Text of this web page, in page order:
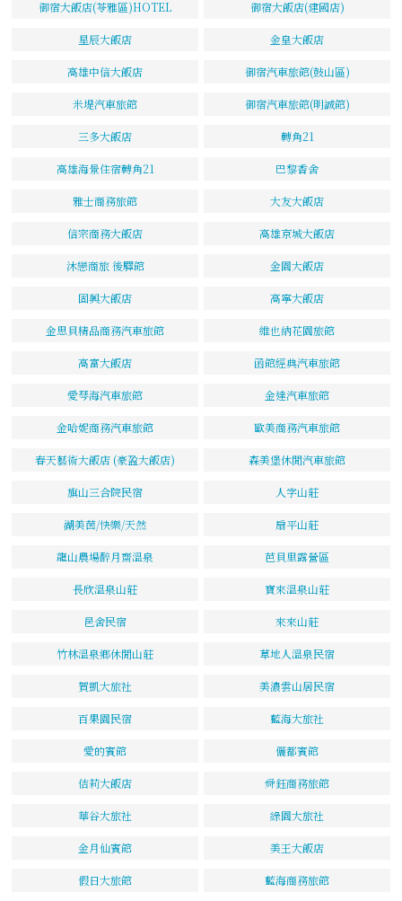
御宿大飯店(苓雅區)HOTEL 御宿大飯店(建國店)
星辰大飯店 金皇大飯店
高雄中信大飯店 御宿汽車旅館(鼓山區)
米堤汽車旅館 御宿汽車旅館(明誠館)
三多大飯店 轉角21
高雄海景住宿轉角21 巴黎香舍
雅士商務旅館 大友大飯店
信宗商務大飯店 高雄京城大飯店
沐戀商旅 後驛館 金園大飯店
固興大飯店 高寧大飯店
金思貝精品商務汽車旅館 維也納花園旅館
高富大飯店 函館經典汽車旅館
愛琴海汽車旅館 金達汽車旅館
金哈妮商務汽車旅館 歐美商務汽車旅館
春天藝術大飯店 (豪盈大飯店) 森美堡休閒汽車旅館
旗山三合院民宿 人字山莊
湖美茵/快樂/天然 扇平山莊
龍山農場醉月齋溫泉 芭貝里露營區
長欣溫泉山莊 寶來溫泉山莊
邑舍民宿 來來山莊
竹林溫泉鄉休閒山莊 草地人溫泉民宿
賀凱大旅社 美濃雲山居民宿
百果園民宿 藍海大旅社
愛的賓館 儷都賓館
佶莉大飯店 舜鈺商務旅館
華谷大旅社 綠園大旅社
金月仙賓館 美王大飯店
假日大旅館 藍海商務旅館